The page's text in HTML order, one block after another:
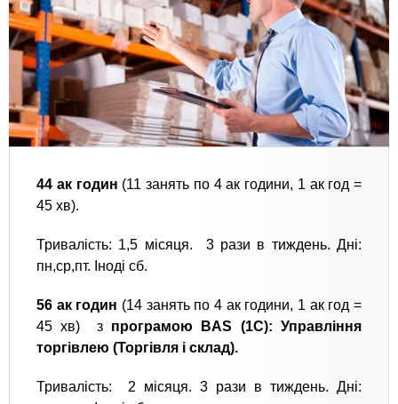
44 ак годин (11 занять по 4 ак години, 1 ак год =
45 хв).
Тривалість: 1,5 місяця. 3 рази в тиждень. Дні:
пн,ср,пт. Іноді сб.
56 ак годин (14 занять по 4 ак години, 1 ак год =
45 хв) зпрограмою BAS (1С): Управління
торгівлею (Торгівля і склад).
Тривалість: 2 місяця. 3 рази в тиждень. Дні: